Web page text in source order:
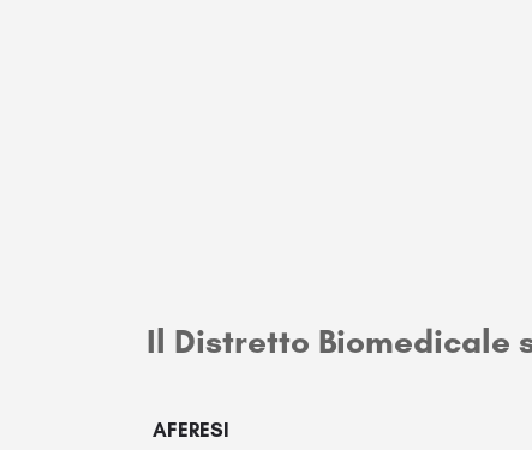
Il Distretto Biomedicale
AFERESI